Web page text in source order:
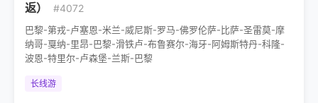
返）
#4072
巴黎-第戎-卢塞恩-米兰-威尼斯-罗马-佛罗伦萨-比萨-圣雷莫-摩
纳哥-戛纳-里昂-巴黎-滑铁卢-布鲁赛尔-海牙-阿姆斯特丹-科隆-
波恩-特里尔-卢森堡-兰斯-巴黎
长线游